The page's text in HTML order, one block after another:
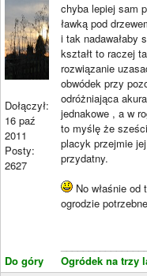
Dołączył:
16 paź
2011
Posty:
2627
Do góry
chyba lepiej sam
ławką pod
i tak nadawałaby
kształt to raczej
rozwiązanie
obwódek przy
odróżniająca
jednakowe , a w
to myślę że
placyk przejmie
przydatny.
No właśnie
ogrodzie
Ogródek na trzy